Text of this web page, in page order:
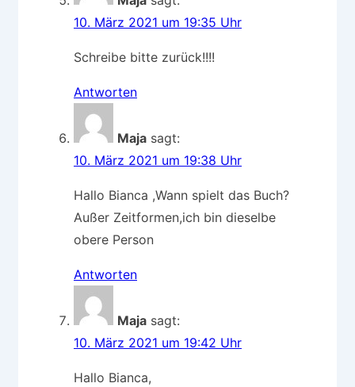
10. März 2021 um 19:35 Uhr
Schreibe bitte zurück!!!!
Antworten
Maja sagt:
10. März 2021 um 19:38 Uhr
Hallo Bianca ,Wann spielt das Buch?
Außer Zeitformen,ich bin dieselbe
obere Person
Antworten
Maja sagt:
10. März 2021 um 19:42 Uhr
Hallo Bianca,